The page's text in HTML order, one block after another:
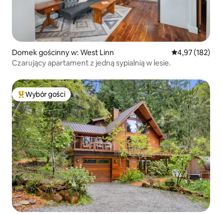
Domek gościnny w: West Linn Średnia
4,97 (182)
Czarujący apartament z jedną sypialnią w lesie.
Najpopularniejsze z kategorii Wybór gości
Wybór gości